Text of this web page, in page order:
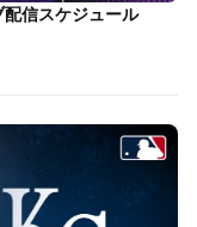
信スケジュール